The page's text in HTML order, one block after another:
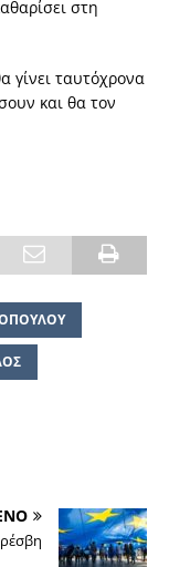
στη
γίνει ταυτόχρονα
και θα τον